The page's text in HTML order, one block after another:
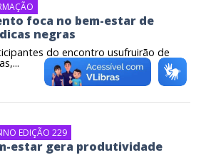
foca no bem-estar de
negras
do encontro usufruirão de
EDIÇÃO 229
estar gera produtividade